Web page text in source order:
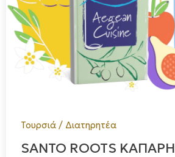
Τουρσιά / Διατηρητέα
SANTO ROOTS ΚΑΠΑΡΗ